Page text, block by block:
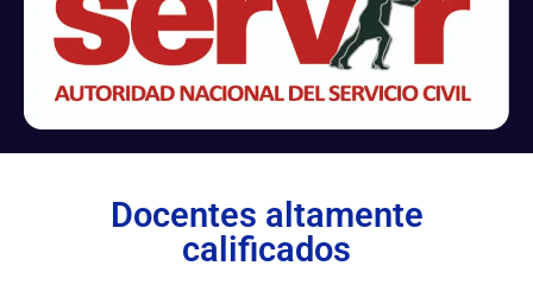
Docentes altamente
calificados